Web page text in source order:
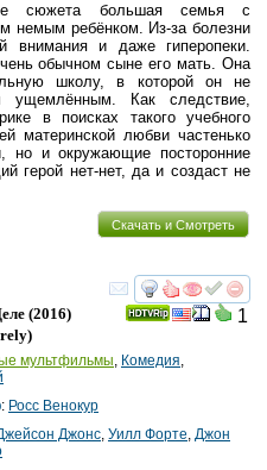
сюжета большая семья с
немым ребёнком. Из-за болезни
внимания и даже гиперопеки.
обычном сыне его мать. Она
школу, в которой он не
Как следствие,
в поисках такого учебного
материнской любви частенько
но и окружающие посторонние
герой нет-нет, да и создаст не
Скачать и Смотреть
смотреть
1
(2016)
)
мультфильмы, Комедия,
: Росс Венокур
Джонс, Уилл Форте, Джон